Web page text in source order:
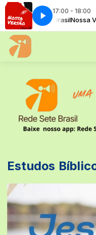
17:00 - 18:00
Rede Sete BrasilNossa
Pernambuco |Tudo
Estudos